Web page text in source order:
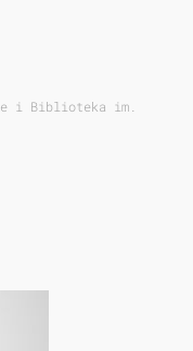
i Biblioteka im.